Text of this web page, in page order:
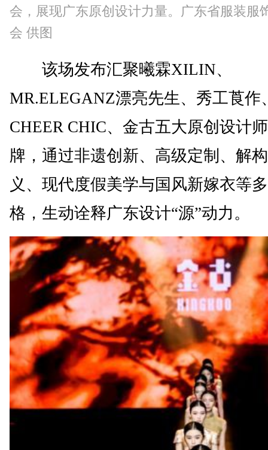
会，展现广东原创设计力量。广东省服装服
会 供图
该场发布汇聚曦霖XILIN、
MR.ELEGANZ漂亮先生、秀工莨作
CHEER CHIC、金古五大原创设计
牌，通过非遗创新、高级定制、解
义、现代度假美学与国风新嫁衣等
格，生动诠释广东设计“源”动力。